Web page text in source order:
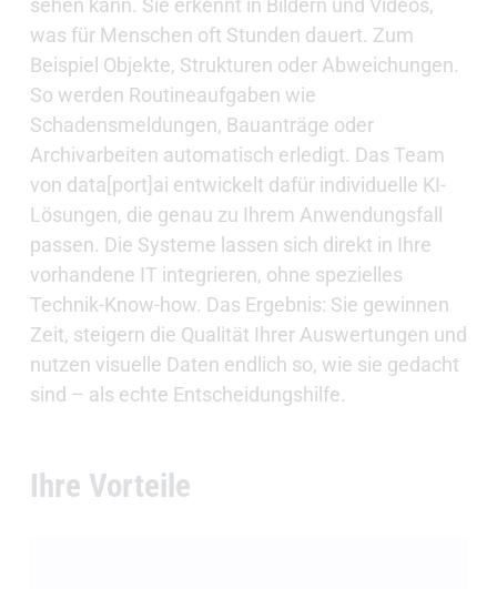
sehen kann. Sie erkennt in Bildern und Videos,
was für Menschen oft Stunden dauert. Zum
Beispiel Objekte, Strukturen oder Abweichungen.
So werden Routineaufgaben wie
Schadensmeldungen, Bauanträge oder
Archivarbeiten automatisch erledigt. Das Team
von data[port]ai entwickelt dafür individuelle KI-
Lösungen, die genau zu Ihrem Anwendungsfall
passen. Die Systeme lassen sich direkt in Ihre
vorhandene IT integrieren, ohne spezielles
Technik-Know-how. Das Ergebnis: Sie gewinnen
Zeit, steigern die Qualität Ihrer Auswertungen und
nutzen visuelle Daten endlich so, wie sie gedacht
sind – als echte Entscheidungshilfe.
Ihre Vorteile